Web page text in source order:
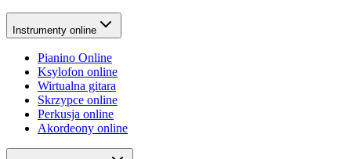
Instrumenty online
Pianino Online
Ksylofon online
Wirtualna gitara
Skrzypce online
Perkusja online
Akordeony online